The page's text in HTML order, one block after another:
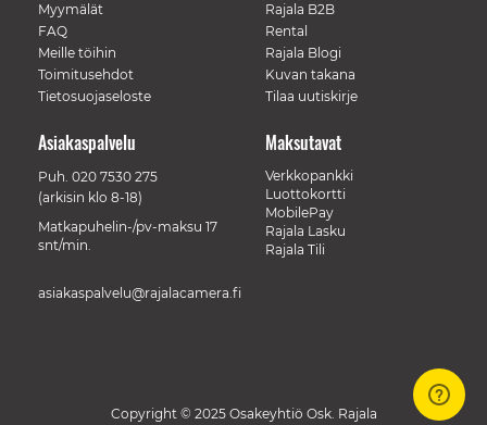
Myymälät
FAQ
Meille töihin
Toimitusehdot
Tietosuojaseloste
Rajala B2B
Rental
Rajala Blogi
Kuvan takana
Tilaa uutiskirje
Maksutavat
Verkkopankki
Luottokortti
MobilePay
Rajala Lasku
Rajala Tili
Asiakaspalvelu
Puh. 020 7530 275
(arkisin klo 8-18)
Matkapuhelin-/pv-maksu 17
snt/min.
asiakaspalvelu@rajalacamera.fi
Copyright © 2025 Osakeyhtiö Osk. Rajala